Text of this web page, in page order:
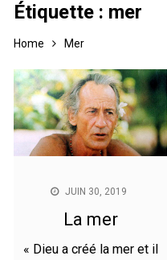
Étiquette : mer
Home Mer
JUIN 30, 2019
La mer
« Dieu a créé la mer et il